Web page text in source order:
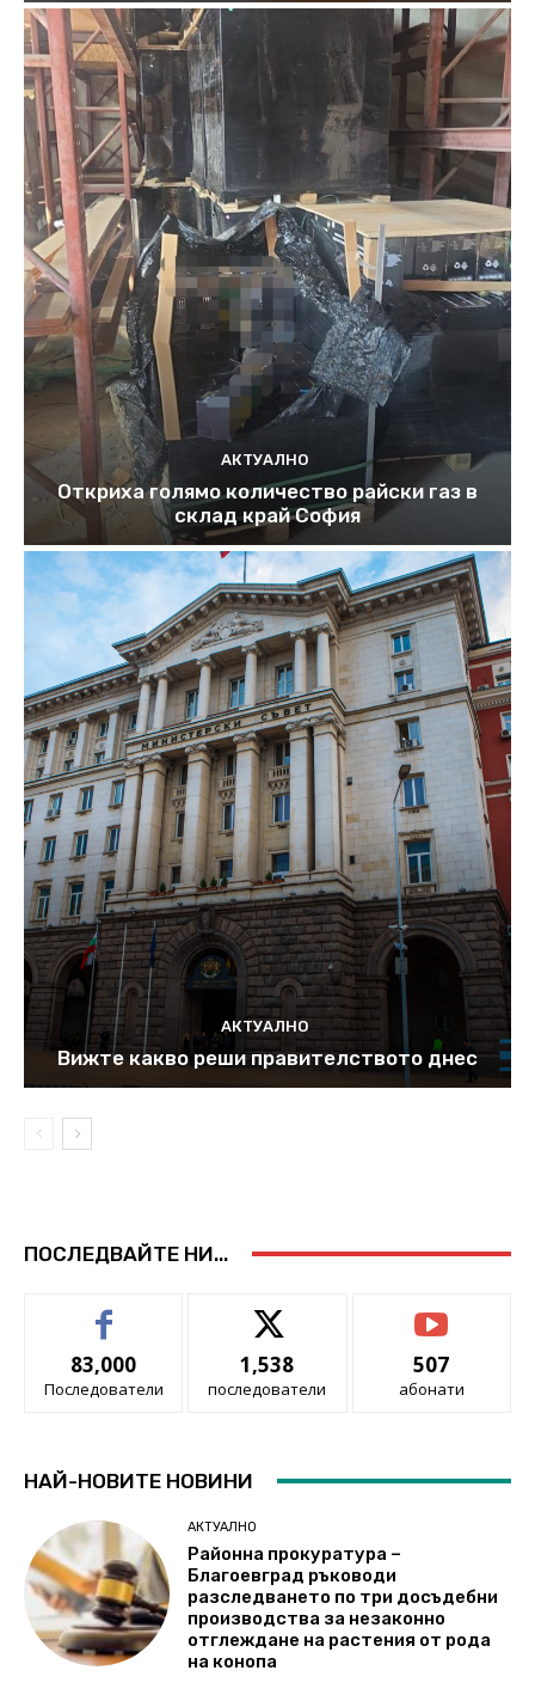
АКТУАЛНО
Откриха голямо количество райски газ в
склад край София
АКТУАЛНО
Вижте какво реши правителството днес
ПОСЛЕДВАЙТЕ НИ...
83,000
Последователи
1,538
последователи
507
абонати
НАЙ-НОВИТЕ НОВИНИ
АКТУАЛНО
Районна прокуратура –
Благоевград ръководи
разследването по три досъдебни
производства за незаконно
отглеждане на растения от рода
на конопа